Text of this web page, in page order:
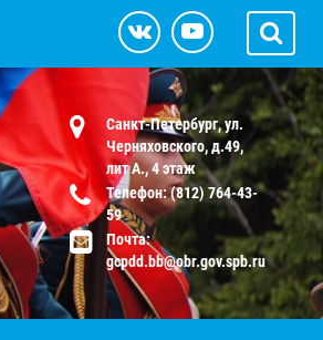
Санкт-Петербург, ул.
Черняховского, д.49,
лит А., 4 этаж
Телефон: (812) 764-43-
59
Почта:
gcpdd.bb@obr.gov.spb.ru